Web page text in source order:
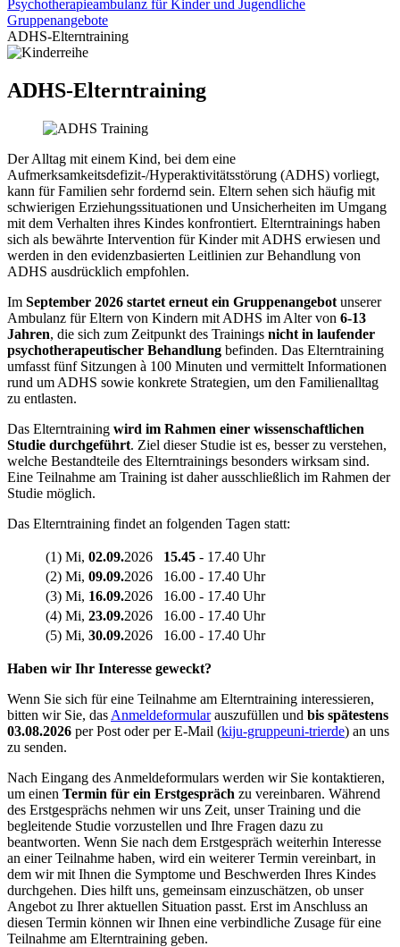
Psychotherapieambulanz für Kinder und Jugendliche
Gruppenangebote
ADHS-Elterntraining
ADHS-Elterntraining
Der Alltag mit einem Kind, bei dem eine
Aufmerksamkeitsdefizit-/Hyperaktivitätsstörung (ADHS) vorliegt,
kann für Familien sehr fordernd sein. Eltern sehen sich häufig mit
schwierigen Erziehungssituationen und Unsicherheiten im Umgang
mit dem Verhalten ihres Kindes konfrontiert. Elterntrainings haben
sich als bewährte Intervention für Kinder mit ADHS erwiesen und
werden in den evidenzbasierten Leitlinien zur Behandlung von
ADHS ausdrücklich empfohlen.
Im September 2026 startet erneut ein Gruppenangebot unserer
Ambulanz für Eltern von Kindern mit ADHS im Alter von 6-13
Jahren, die sich zum Zeitpunkt des Trainings nicht in laufender
psychotherapeutischer Behandlung befinden. Das Elterntraining
umfasst fünf Sitzungen à 100 Minuten und vermittelt Informationen
rund um ADHS sowie konkrete Strategien, um den Familienalltag
zu entlasten.
Das Elterntraining wird im Rahmen einer wissenschaftlichen
Studie durchgeführt. Ziel dieser Studie ist es, besser zu verstehen,
welche Bestandteile des Elterntrainings besonders wirksam sind.
Eine Teilnahme am Training ist daher ausschließlich im Rahmen der
Studie möglich.
Das Elterntraining findet an folgenden Tagen statt:
(1) Mi, 02.09.2026 15.45 - 17.40 Uhr
(2) Mi, 09.09.2026
16.00 - 17.40 Uhr
(3) Mi, 16.09.2026
16.00 - 17.40 Uhr
(4) Mi, 23.09.2026
16.00 - 17.40 Uhr
(5) Mi, 30.09.2026 16.00 - 17.40 Uhr
Haben wir Ihr Interesse geweckt?
Wenn Sie sich für eine Teilnahme am Elterntraining interessieren,
bitten wir Sie, das Anmeldeformularauszufüllen und bis spätestens
03.08.2026 per Post oder per E-Mail (kiju-gruppeuni-trierde) an uns
zu senden.
Nach Eingang des Anmeldeformulars werden wir Sie kontaktieren,
um einen Termin für ein Erstgespräch zu vereinbaren. Während
des Erstgesprächs nehmen wir uns Zeit, unser Training und die
begleitende Studie vorzustellen und Ihre Fragen dazu zu
beantworten. Wenn Sie nach dem Erstgespräch weiterhin Interesse
an einer Teilnahme haben, wird ein weiterer Termin vereinbart, in
dem wir mit Ihnen die Symptome und Beschwerden Ihres Kindes
durchgehen. Dies hilft uns, gemeinsam einzuschätzen, ob unser
Angebot zu Ihrer aktuellen Situation passt. Erst im Anschluss an
diesen Termin können wir Ihnen eine verbindliche Zusage für eine
Teilnahme am Elterntraining geben.